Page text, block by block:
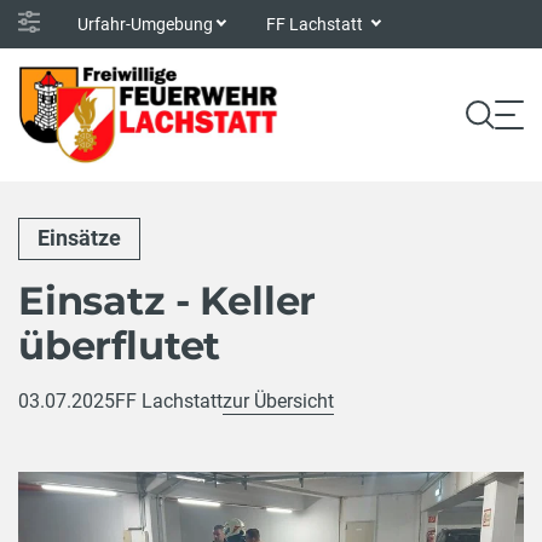
Urfahr-Umgebung FF Lachstatt
Einsätze
Einsatz - Keller
überflutet
03.07.2025FF Lachstattzur Übersicht